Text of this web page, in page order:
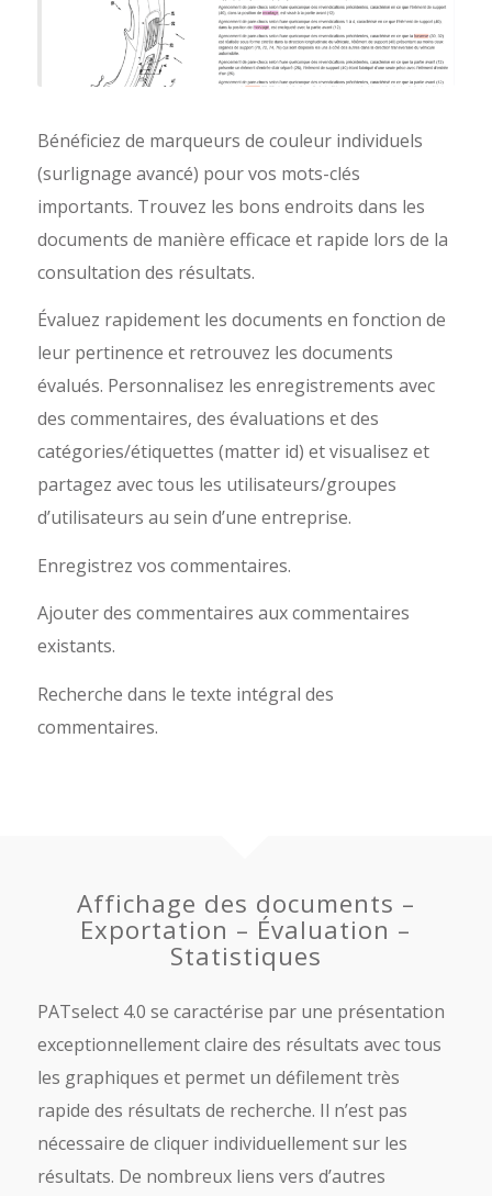
Bénéficiez de marqueurs de couleur individuels
(surlignage avancé) pour vos mots-clés
importants. Trouvez les bons endroits dans les
documents de manière efficace et rapide lors de la
consultation des résultats.
Évaluez rapidement les documents en fonction de
leur pertinence et retrouvez les documents
évalués. Personnalisez les enregistrements avec
des commentaires, des évaluations et des
catégories/étiquettes (matter id) et visualisez et
partagez avec tous les utilisateurs/groupes
d’utilisateurs au sein d’une entreprise.
Enregistrez vos commentaires.
Ajouter des commentaires aux commentaires
existants.
Recherche dans le texte intégral des
commentaires.
Affichage des documents –
Exportation – Évaluation –
Statistiques
PATselect 4.0 se caractérise par une présentation
exceptionnellement claire des résultats avec tous
les graphiques et permet un défilement très
rapide des résultats de recherche. Il n’est pas
nécessaire de cliquer individuellement sur les
résultats. De nombreux liens vers d’autres